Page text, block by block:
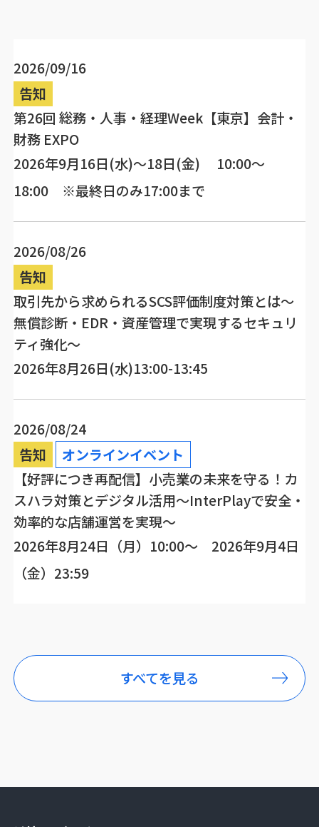
2026/09/16
告知
第26回 総務・人事・経理Week【東京】会計・
財務 EXPO
2026年9月16日(水)～18日(金) 10:00～
18:00 ※最終日のみ17:00まで
2026/08/26
告知
取引先から求められるSCS評価制度対策とは～
無償診断・EDR・資産管理で実現するセキュリ
ティ強化～
2026年8月26日(水)13:00-13:45
2026/08/24
告知
オンラインイベント
【好評につき再配信】小売業の未来を守る！カ
スハラ対策とデジタル活用～InterPlayで安全・
効率的な店舗運営を実現～
2026年8月24日（月）10:00～ 2026年9月4日
（金）23:59
すべてを見る